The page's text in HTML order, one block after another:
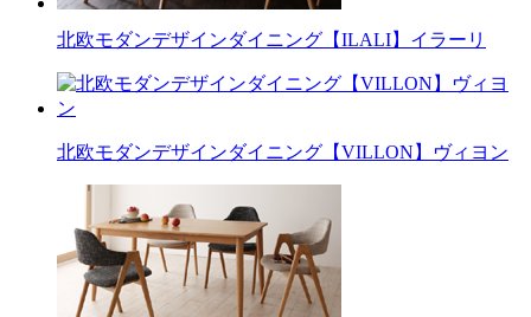
北欧モダンデザインダイニング【ILALI】イラーリ
北欧モダンデザインダイニング【VILLON】ヴィヨン